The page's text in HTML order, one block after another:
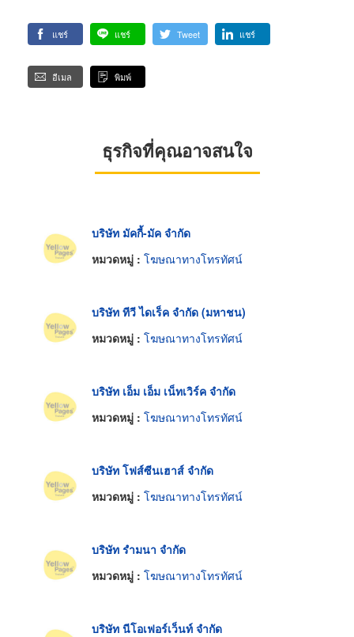
แชร์ แชร์ Tweet แชร์
อีเมล พิมพ์
ธุรกิจที่คุณอาจสนใจ
บริษัท มัคกี้-มัค จำกัด
หมวดหมู่ : โฆษณาทางโทรทัศน์
บริษัท ทีวี ไดเร็ค จำกัด (มหาชน)
หมวดหมู่ : โฆษณาทางโทรทัศน์
บริษัท เอ็ม เอ็ม เน็ทเวิร์ค จำกัด
หมวดหมู่ : โฆษณาทางโทรทัศน์
บริษัท โฟส์ซีนเฮาส์ จำกัด
หมวดหมู่ : โฆษณาทางโทรทัศน์
บริษัท รำมนา จำกัด
หมวดหมู่ : โฆษณาทางโทรทัศน์
บริษัท นีโอเฟอร์เว็นท์ จำกัด